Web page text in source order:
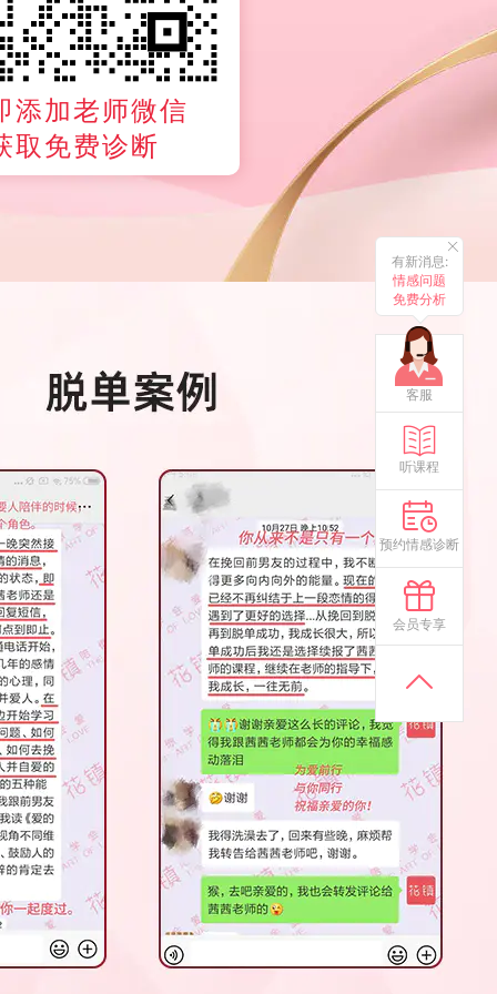
添加老师微信
取免费诊断
有新消息:
情感问题
免费分析
客服
听课程
预约情感诊断
会员专享